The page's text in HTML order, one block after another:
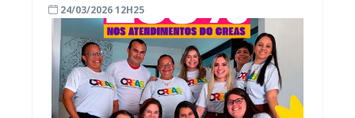
24/03/2026 12H25